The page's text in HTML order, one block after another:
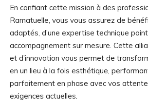
En confiant cette mission à des
Ramatuelle, vous vous assurez de
adaptés, d’une expertise technique
accompagnement sur mesure. Cette
et d’innovation vous permet de
en un lieu à la fois esthétique,
parfaitement en phase avec vos
exigences actuelles.